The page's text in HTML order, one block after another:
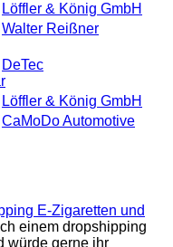
Löffler & König GmbH
Walter Reißner
DeTec
Löffler & König GmbH
CaMoDo Automotive
E-Zigaretten und
einem dropshipping
würde gerne ihr